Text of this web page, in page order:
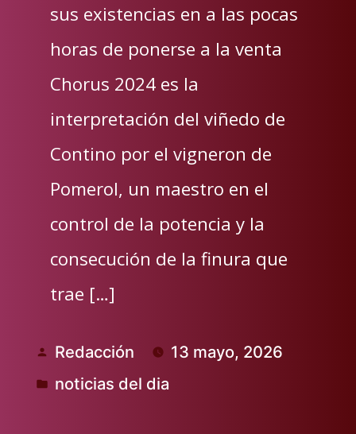
sus existencias en a las pocas
horas de ponerse a la venta
Chorus 2024 es la
interpretación del viñedo de
Contino por el vigneron de
Pomerol, un maestro en el
control de la potencia y la
consecución de la finura que
trae […]
Publicado
por
Redacción 13 mayo, 2026
Publicado
noticias del dia